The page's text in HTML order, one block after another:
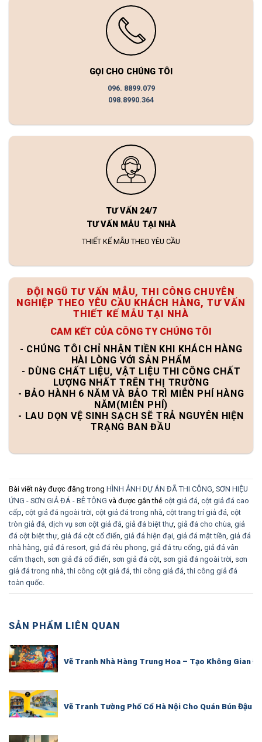
GỌI CHO CHÚNG TÔI
096. 8899.079
098.8990.364
TƯ VẤN 24/7
TƯ VẤN MẪU TẠI NHÀ
THIẾT KẾ MẪU THEO YÊU CẦU
ĐỘI NGŨ TƯ VẤN MẪU, THI CÔNG CHUYÊN
NGHIỆP THEO YÊU CẦU KHÁCH HÀNG, TƯ VẤN
THIẾT KẾ MẪU TẠI NHÀ
CAM KẾT CỦA CÔNG TY CHÚNG TÔI
- CHÚNG TÔI CHỈ NHẬN TIỀN KHI KHÁCH HÀNG
HÀI LÒNG VỚI SẢN PHẨM
- DÙNG CHẤT LIỆU, VẬT LIỆU THI CÔNG CHẤT
LƯỢNG NHẤT TRÊN THỊ TRƯỜNG
- BẢO HÀNH 6 NĂM VÀ BẢO TRÌ MIỄN PHÍ HÀNG
NĂM(MIỄN PHÍ)
- LAU DỌN VỆ SINH SẠCH SẼ TRẢ NGUYÊN HIỆN
TRẠNG BAN ĐẦU
Bài viết này được đăng trong HÌNH ẢNH DỰ ÁN ĐÃ THI CÔNG SƠN HIỆU
ỨNG - SƠN GIẢ ĐÁ - BÊ TÔNG và được gắn thẻ cột giả đá cột giả đá cao
cấp cột giả đá ngoài trời cột giả đá trong nhà cột trang trí giả đá cột
tròn giả đá dịch vụ sơn cột giả đá giả đá biệt thự giả đá cho chùa giả
đá cột biệt thự giả đá cột cổ điển giả đá hiện đại giả đá mặt tiền giả đá
nhà hàng giả đá resort giả đá rêu phong giả đá trụ cổng giả đá vân
cẩm thạch sơn giả đá cổ điển sơn giả đá cột sơn giả đá ngoài trời sơn
giả đá trong nhà ,thi công cột giả đá ,thi công giả đá ,thi công giả đá
toàn quốc
SẢN PHẨM LIÊN QUAN
Vẽ Tranh Nhà Hàng Trung Hoa – Tạo Không Gian
Vẽ Tranh Tường Phố Cổ Hà Nội Cho Quán Bún Đậu